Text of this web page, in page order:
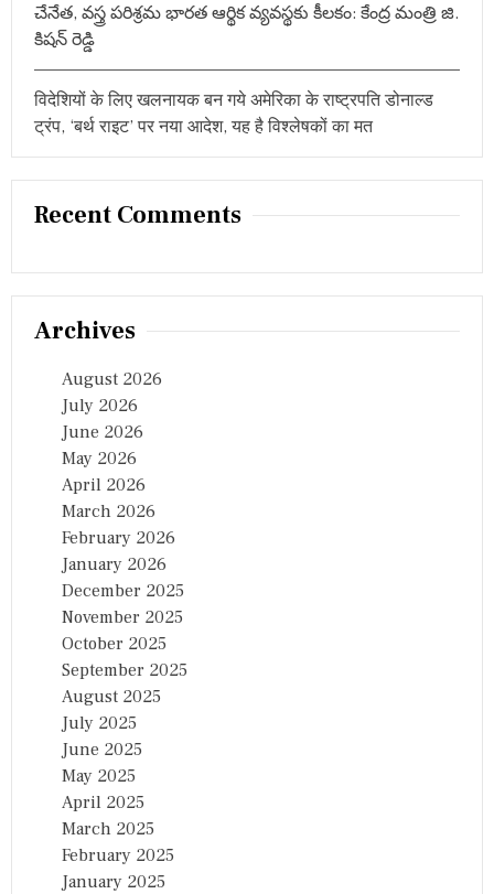
చేనేత, వస్త్ర పరిశ్రమ భారత ఆర్థిక వ్యవస్థకు కీలకం: కేంద్ర మంత్రి జి.
కిషన్ రెడ్డి
विदेशियों के लिए खलनायक बन गये अमेरिका के राष्ट्रपति डोनाल्ड
ट्रंप, ‘बर्थ राइट’ पर नया आदेश, यह है विश्लेषकों का मत
Recent Comments
Archives
August 2026
July 2026
June 2026
May 2026
April 2026
March 2026
February 2026
January 2026
December 2025
November 2025
October 2025
September 2025
August 2025
July 2025
June 2025
May 2025
April 2025
March 2025
February 2025
January 2025